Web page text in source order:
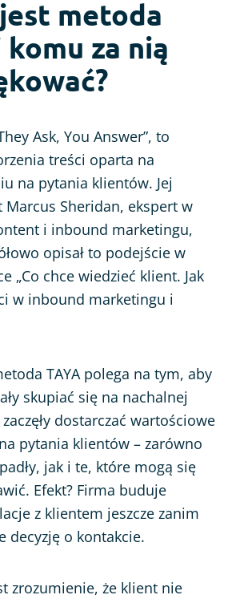
metoda
komu za nią
Ask, You Answer”, to
treści oparta na
na pytania klientów. Jej
Sheridan, ekspert w
i inbound marketingu,
opisał to podejście w
„Co chce wiedzieć klient. Jak
w inbound marketingu i
TAYA polega na tym, aby
skupiać się na nachalnej
dostarczać wartościowe
pytania klientów – zarówno
jak i te, które mogą się
Efekt? Firma buduje
z klientem jeszcze zanim
decyzję o kontakcie.
zrozumienie, że klient nie